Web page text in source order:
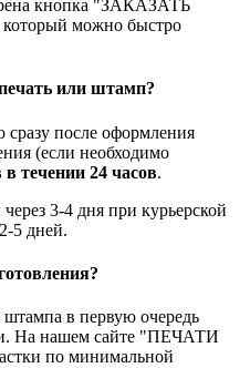
кнопка "ЗАКАЗАТЬ
можно быстро
или штамп?
сразу после оформления
(если необходимо
в течении 24 часов.
3-4 дня при курьерской
5 дней.
в первую очередь
На нашем сайте "ПЕЧАТИ
по минимальной